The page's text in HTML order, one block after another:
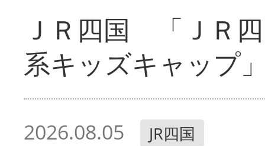
ＪＲ四国 「ＪＲ
系キッズキャップ
2026.08.05 JR四国